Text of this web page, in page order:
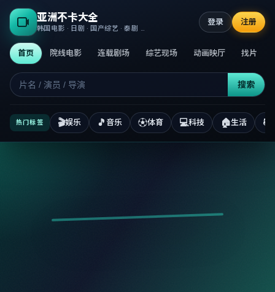
亚洲不卡大全
首页 院线电影 连载剧场 综艺现场 动画映厅 找片
搜索
登录 注册
热门标签 🎬娱乐 🎵 音乐 ⚽体育 💻科技 🏠生活 📚